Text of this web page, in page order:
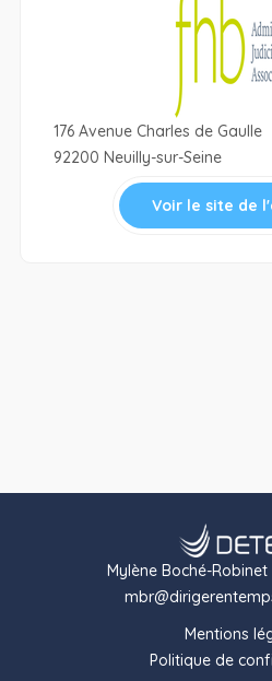
176 Avenue Charles de Gaulle
92200 Neuilly-sur-Seine
Voir le site de
Mylène Boché-Robinet
Mentions
Politique de